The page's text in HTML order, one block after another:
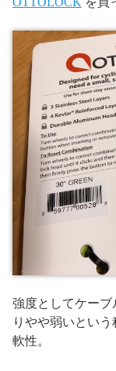
強度としてケーブ
りやや弱いとい
軟性。